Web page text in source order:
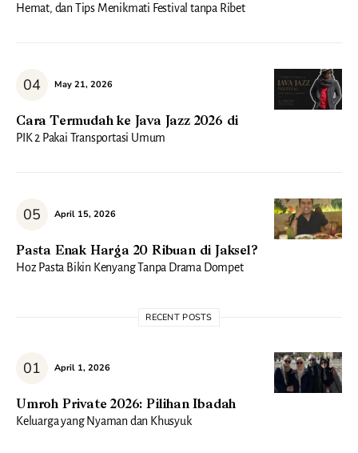
Hemat, dan Tips Menikmati Festival tanpa Ribet
May 21, 2026
Cara Termudah ke Java Jazz 2026 di
PIK 2 Pakai Transportasi Umum
April 15, 2026
Pasta Enak Harga 20 Ribuan di Jaksel?
Hoz Pasta Bikin Kenyang Tanpa Drama Dompet
RECENT POSTS
April 1, 2026
Umroh Private 2026: Pilihan Ibadah
Keluarga yang Nyaman dan Khusyuk